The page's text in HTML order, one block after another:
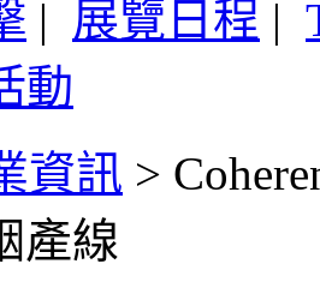
| 展覽日程 |
動
資訊 >
產線